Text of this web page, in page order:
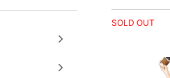
SOLD OUT